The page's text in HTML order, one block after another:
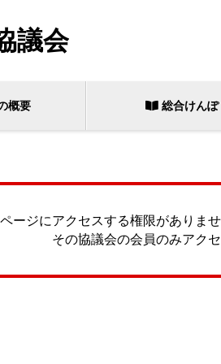
議会
概要 総合けんぽ
ージにアクセスする権限がありま
その協議会の会員のみアクセ